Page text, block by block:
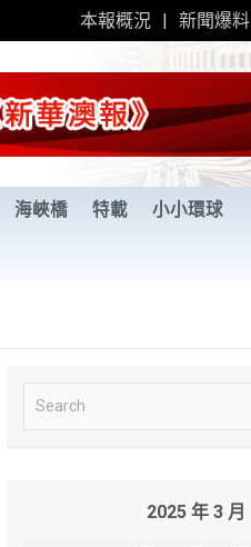
本報概況 新聞爆料
海峽橋 特載 小小環球
e
2025 年 3 月